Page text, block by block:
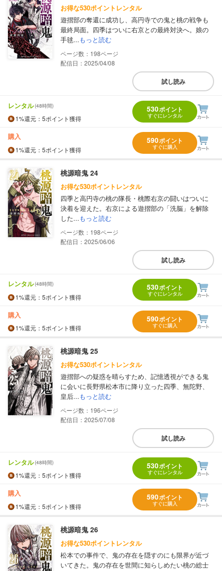
お得な530ポイントレンタル
遊摺部の奪還に成功し、高円寺での鬼と桃の戦争も
最終局面。四季はついに右京との最終対決へ。娘の
手毬...もっと読む
198
配信日：2025/04/08
試し読み
レンタル(48時間)
1%還元 ：5ポイント獲得
530ポイント
すぐにレンタル
購入
1%還元 ：5ポイント獲得
590ポイント
すぐに購入
桃源暗鬼 24
お得な530ポイントレンタル
四季と高円寺の桃の隊長・桃際右京の闘いはついに
決着を迎えた。右京による遊摺部の「洗脳」を解除
した...もっと読む
198
配信日：2025/06/06
試し読み
レンタル(48時間)
1%還元 ：5ポイント獲得
530ポイント
すぐにレンタル
購入
1%還元 ：5ポイント獲得
590ポイント
すぐに購入
桃源暗鬼 25
お得な530ポイントレンタル
遊摺部への疑惑を晴らすため、記憶透視ができる鬼
に会いに長野県松本市に降り立った四季、無陀野、
皇后...もっと読む
196
配信日：2025/07/08
試し読み
レンタル(48時間)
1%還元 ：5ポイント獲得
530ポイント
すぐにレンタル
購入
1%還元 ：5ポイント獲得
590ポイント
すぐに購入
桃源暗鬼 26
お得な530ポイントレンタル
松本での事件で、鬼の存在を隠すのにも限界が近づ
いてきた。鬼の存在を世間に知らしめたい桃の総士